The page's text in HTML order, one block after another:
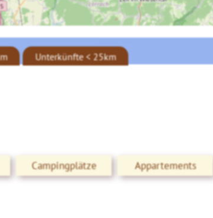
Unterkünfte < 25km
Campingplätze
Appartements